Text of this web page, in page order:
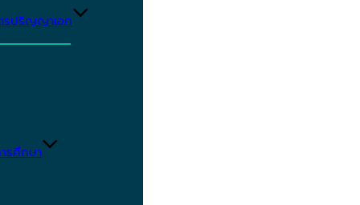
รปริญญาเอก
รศึกษา